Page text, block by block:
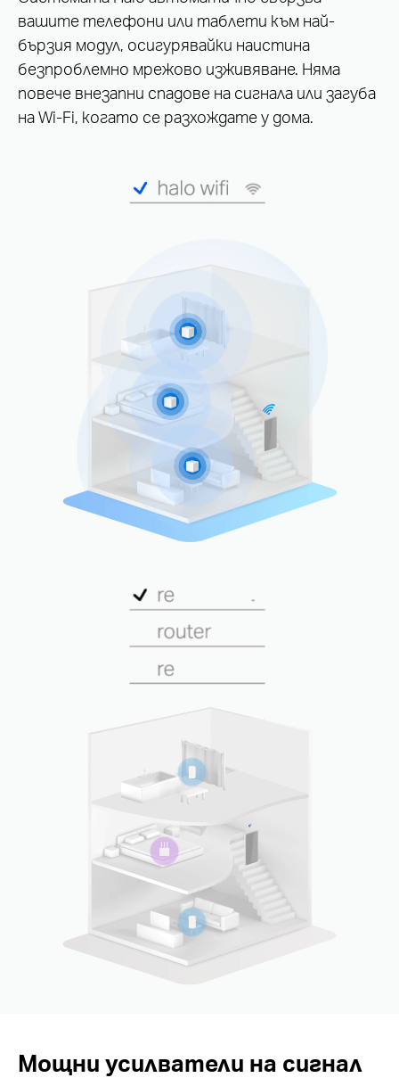
вашите телефони или таблети към най-
бързия модул, осигурявайки наистина
безпроблемно мрежово изживяване. Няма
повече внезапни спадове на сигнала или загуба
на Wi-Fi, когато се разхождате у дома.
Мощни усилватели на сигнал